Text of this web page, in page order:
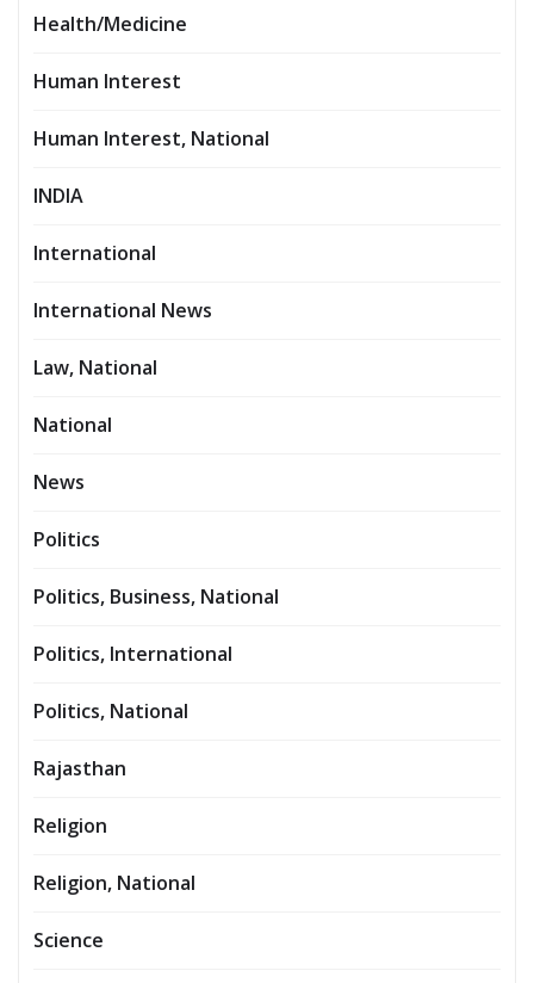
Health/Medicine
Human Interest
Human Interest, National
INDIA
International
International News
Law, National
National
News
Politics
Politics, Business, National
Politics, International
Politics, National
Rajasthan
Religion
Religion, National
Science